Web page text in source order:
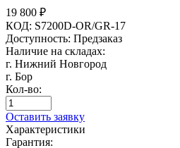
19 800 ₽
КОД: S7200D-OR/GR-17
Доступность: Предзаказ
Наличие на складах:
г. Нижний Новгород
г. Бор
Кол-во:
Оставить заявку
Характеристики
Гарантия: